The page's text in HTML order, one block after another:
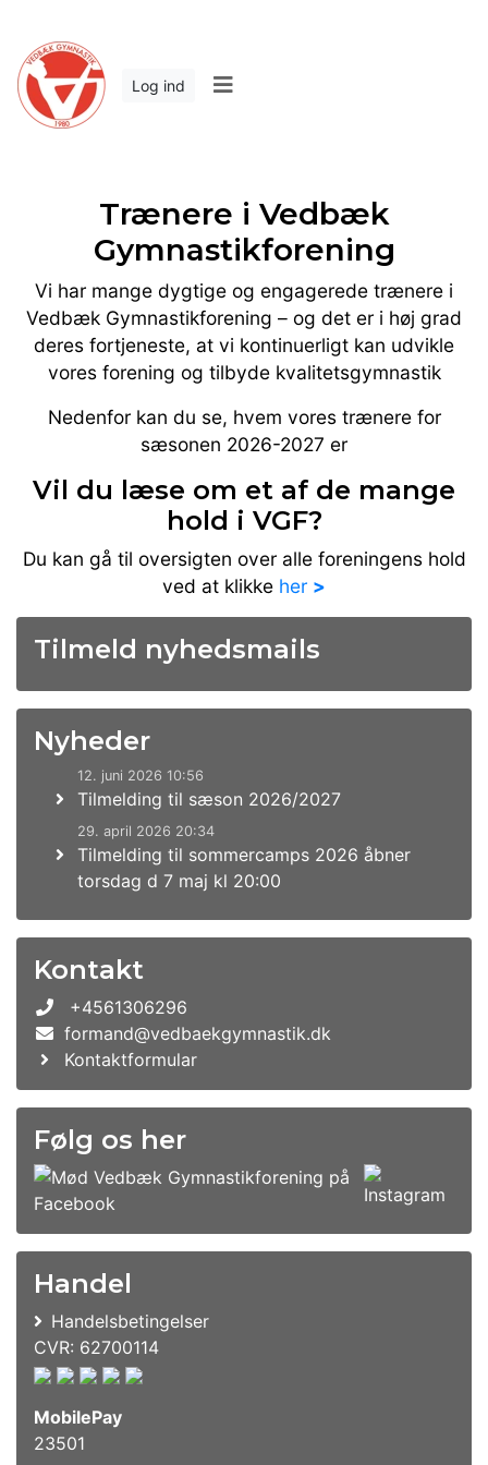
Log ind
Trænere i Vedbæk
Gymnastikforening
Vi har mange dygtige og engagerede trænere i
Vedbæk Gymnastikforening – og det er i høj grad
deres fortjeneste, at vi kontinuerligt kan udvikle
vores forening og tilbyde kvalitetsgymnastik
Nedenfor kan du se, hvem vores trænere for
sæsonen 2026-2027 er
Vil du læse om et af de mange
hold i VGF?
Du kan gå til oversigten over alle foreningens hold
ved at klikke her >
Tilmeld nyhedsmails
Nyheder
12. juni 2026 10:56
Tilmelding til sæson 2026/2027
29. april 2026 20:34
Tilmelding til sommercamps 2026 åbner
torsdag d 7 maj kl 20:00
Kontakt
+4561306296
formand@vedbaekgymnastik.dk
Kontaktformular
Følg os her
Handel
Handelsbetingelser
CVR: 62700114
MobilePay
23501